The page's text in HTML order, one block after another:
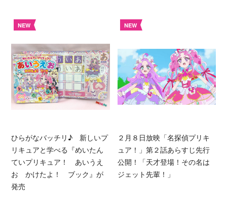
NEW
ひらがなバッチリ♪ 新しいプ
リキュアと学べる『めいたん
ていプリキュア！ あいうえ
お かけたよ！ ブック』が
発売
NEW
２月８日放映「名探偵プリキ
ュア！」第２話あらすじ先行
公開！「天才登場！その名は
ジェット先輩！」